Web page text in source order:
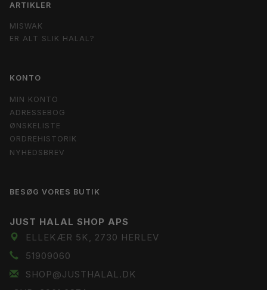
ARTIKLER
MISWAK
ER ALT SLIK HALAL?
KONTO
MIN KONTO
ADRESSEBOG
ØNSKELISTE
ORDREHISTORIK
NYHEDSBREV
BESØG VORES BUTIK
JUST HALAL SHOP APS
ELLEKÆR 5K, 2730 HERLEV
51909060
SHOP@JUSTHALAL.DK